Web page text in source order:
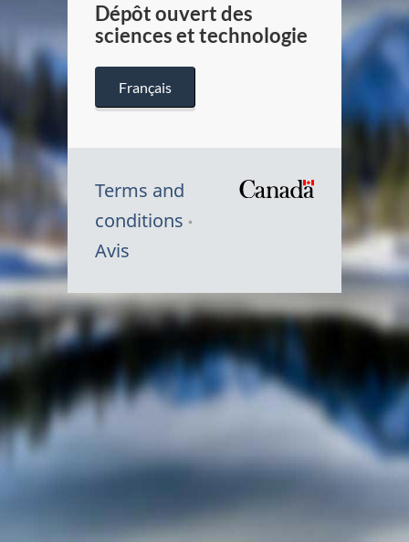
Dépôt ouvert des
sciences et technologie
Français
Terms and
conditions
Avis
Symbole
du
Canada